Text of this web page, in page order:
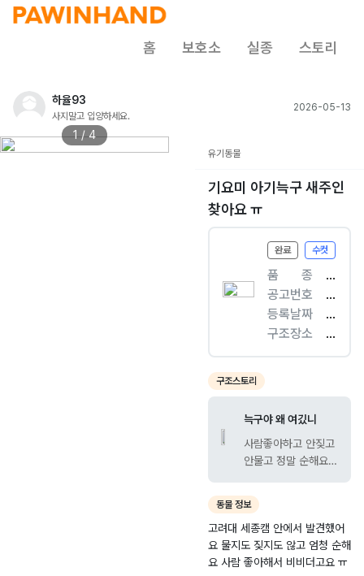
홈 보호소 실종 스토리
하율93
사지말고 입양하세요.
2026-05-13
1 / 4
유기동물
기요미 아기늑구 새주인
찾아요 ㅠ
완료 수컷
품ㅤㅤ종
[
개
]
믹
스
공고번호
세
종
-
세
2
6
0
0
8
등록날짜
2
0
2
8
구조장소
세
종
읍
새
1
8
0
구조스토리
늑구야 왜 여깄니
사람좋아하고 안짖고
안물고 정말 순해요
달라고 비비더라구요
동물 정보
고려대 세종캠 안에서 발견했어
요 물지도 짖지도 않고 엄청 순해
요 사람 좋아해서 비비더고요 ㅠ